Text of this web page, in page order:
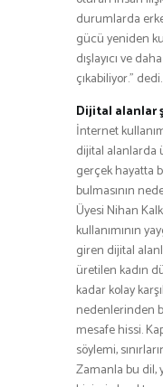
durumlarda
gücü yeniden
dışlayıcı ve
çıkabiliyor.” dedi.
Dijital alanlar
İnternet
dijital alanlarda
gerçek hayatta
bulmasının
Üyesi Nihan
kullanımının
giren dijital
üretilen kadın
kadar kolay
nedenlerinden
mesafe hissi.
söylemi,
Zamanla bu dil,